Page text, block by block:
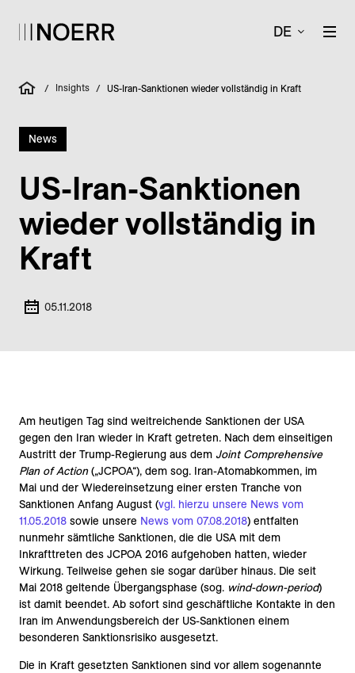
DE
/ Insights / US-Iran-Sanktionen wieder vollständig in Kraft
News
US-Iran-Sanktionen
wieder vollständig in
Kraft
05.11.2018
Am heutigen Tag sind weitreichende Sanktionen der USA
gegen den Iran wieder in Kraft getreten. Nach dem einseitigen
Austritt der Trump-Regierung aus dem Joint Comprehensive
Plan of Action(„JCPOA“), dem sog. Iran-Atomabkommen, im
Mai und der Wiedereinsetzung einer ersten Tranche von
Sanktionen Anfang August (vgl. hierzu unsere News vom
11.05.2018 sowie unsere News vom 07.08.2018) entfalten
nunmehr sämtliche Sanktionen, die die USA mit dem
Inkrafttreten des JCPOA 2016 aufgehoben hatten, wieder
Wirkung. Teilweise gehen sie sogar darüber hinaus. Die seit
Mai 2018 geltende Übergangsphase (sog. wind-down-period)
ist damit beendet. Ab sofort sind geschäftliche Kontakte in den
Iran im Anwendungsbereich der US-Sanktionen einem
besonderen Sanktionsrisiko ausgesetzt.
Die in Kraft gesetzten Sanktionen sind vor allem sogenannte